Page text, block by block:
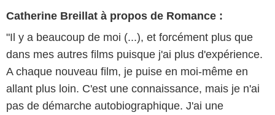
Catherine Breillat à propos de Romance :
"Il y a beaucoup de moi (...), et forcément plus que
dans mes autres films puisque j'ai plus d'expérience.
A chaque nouveau film, je puise en moi-même en
allant plus loin. C'est une connaissance, mais je n'ai
pas de démarche autobiographique. J'ai une